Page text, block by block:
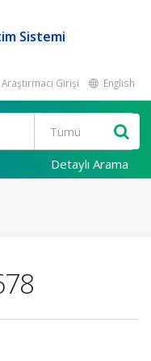
Sistemi
Araştırmacı Girişi English
Detaylı Arama